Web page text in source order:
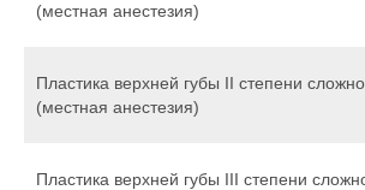
(местная анестезия)
Пластика верхней губы II степени
(местная анестезия)
Пластика верхней губы III степени